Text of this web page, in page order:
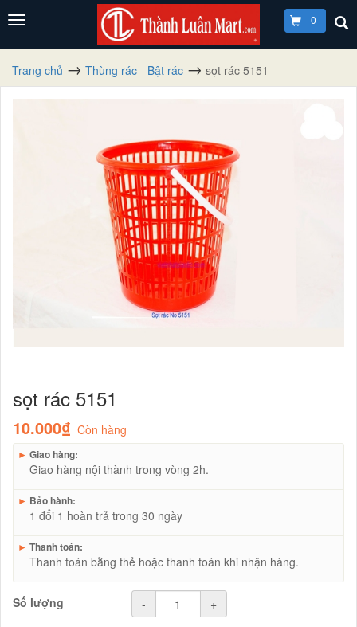
0
Trang chủ Thùng rác - Bật rác sọt rác 5151
sọt rác 5151
10.000₫ Còn hàng
► Giao hàng:
Giao hàng nội thành trong vòng 2h.
► Bảo hành:
1 đổi 1 hoàn trả trong 30 ngày
► Thanh toán:
Thanh toán bằng thẻ hoặc thanh toán khi nhận hàng.
Số lượng - +